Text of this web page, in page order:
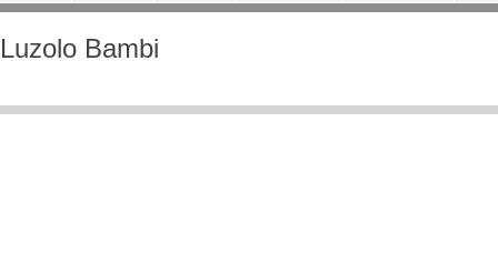
ACCUEIL
Luzolo Bambi